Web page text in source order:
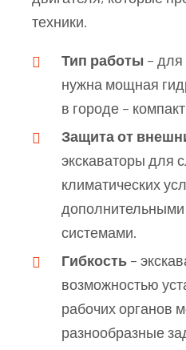
техники.
Тип работы – для
нужна мощная
в городе –
Защита от
экскаваторы для
климатических
системами.
Гибкость –
возможностью
рабочих органов
разнообразные